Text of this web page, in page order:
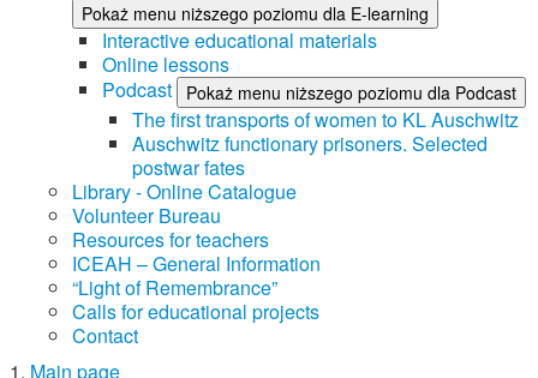
Pokaż menu niższego poziomu dla E-learning
Interactive educational materials
Online lessons
Podcast
Pokaż menu niższego poziomu dla Podcast
The first transports of women to KL Auschwitz
Auschwitz functionary prisoners. Selected
postwar fates
Library - Online Catalogue
Volunteer Bureau
Resources for teachers
ICEAH – General Information
“Light of Remembrance”
Calls for educational projects
Contact
Main page